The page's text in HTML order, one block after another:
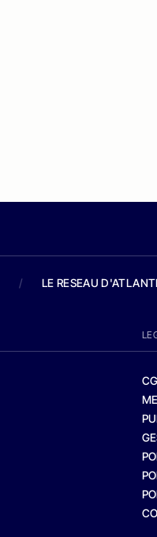
/ LE RESEAU